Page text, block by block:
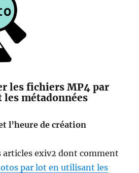
les fichiers MP4 par
métadonnées
l’heure de création
articles exiv2 dont comment
par lot en utilisant les